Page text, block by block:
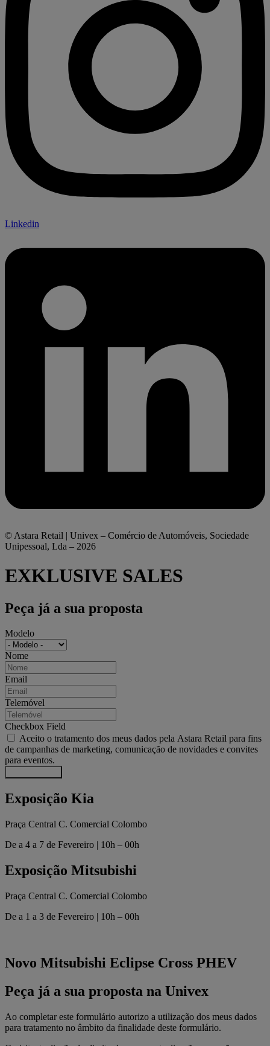
Linkedin
© Astara Retail | Univex – Comércio de Automóveis, Sociedade
Unipessoal, Lda – 2026
EXKLUSIVE SALES
Peça já a sua proposta
Modelo
Nome
Email
Telemóvel
Checkbox Field
Aceito o tratamento dos meus dados pela Astara Retail para fins
de campanhas de marketing, comunicação de novidades e convites
para eventos.
Exposição Kia
Praça Central C. Comercial Colombo
De a 4 a 7 de Fevereiro | 10h – 00h
Exposição Mitsubishi
Praça Central C. Comercial Colombo
De a 1 a 3 de Fevereiro | 10h – 00h
Novo Mitsubishi Eclipse Cross PHEV
Peça já a sua proposta na Univex
Ao completar este formulário autorizo a utilização dos meus dados
para tratamento no âmbito da finalidade deste formulário.